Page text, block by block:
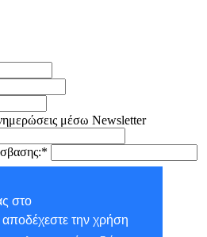
στο
την χρήση
μέσω Newsletter